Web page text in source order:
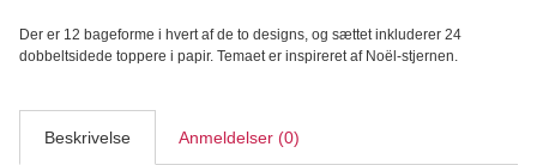
Der er 12 bageforme i hvert af de to designs, og sættet inkluderer 24
dobbeltsidede toppere i papir. Temaet er inspireret af Noël-stjernen.
Beskrivelse Anmeldelser (0)